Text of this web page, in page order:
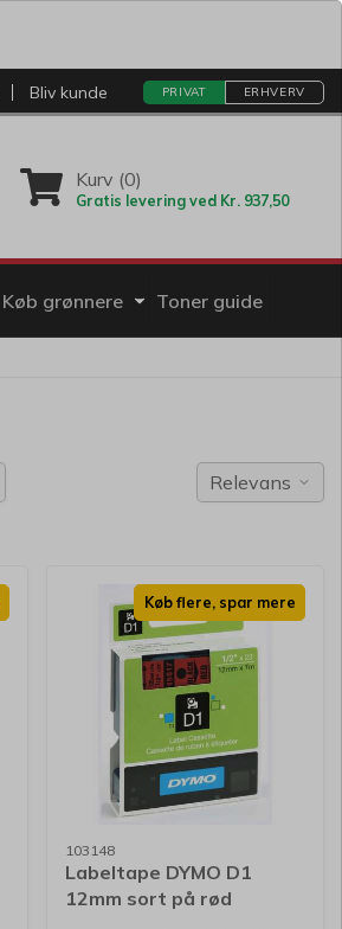
Bliv kunde PRIVAT ERHVERV
Kurv (0)
Gratis levering ved Kr. 937,50
Køb grønnere Toner guide
Relevans
Køb flere, spar mere
103148
Labeltape DYMO D1
12mm sort på rød